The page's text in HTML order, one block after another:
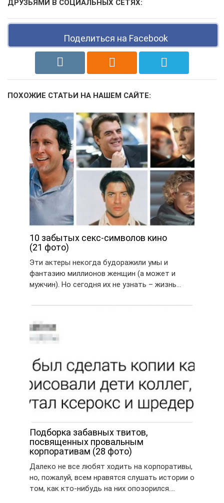
ДРУЗЬЯМИ В СОЦИАЛЬНЫХ СЕТЯХ:
Поделиться на Facebook
ПОХОЖИЕ СТАТЬИ НА НАШЕМ САЙТЕ:
10 забытых секс-символов кино
(21 фото)
Эти актеры некогда будоражили умы и
фантазию миллионов женщин (а может и
мужчин). Но сегодня их не узнать – жизнь…
Подборка забавных твитов,
посвященных провальным
корпоративам (28 фото)
Далеко не все любят ходить на корпоративы,
но, пожалуй, всем нравятся слушать истории о
том, как кто-нибудь на них опозорился….